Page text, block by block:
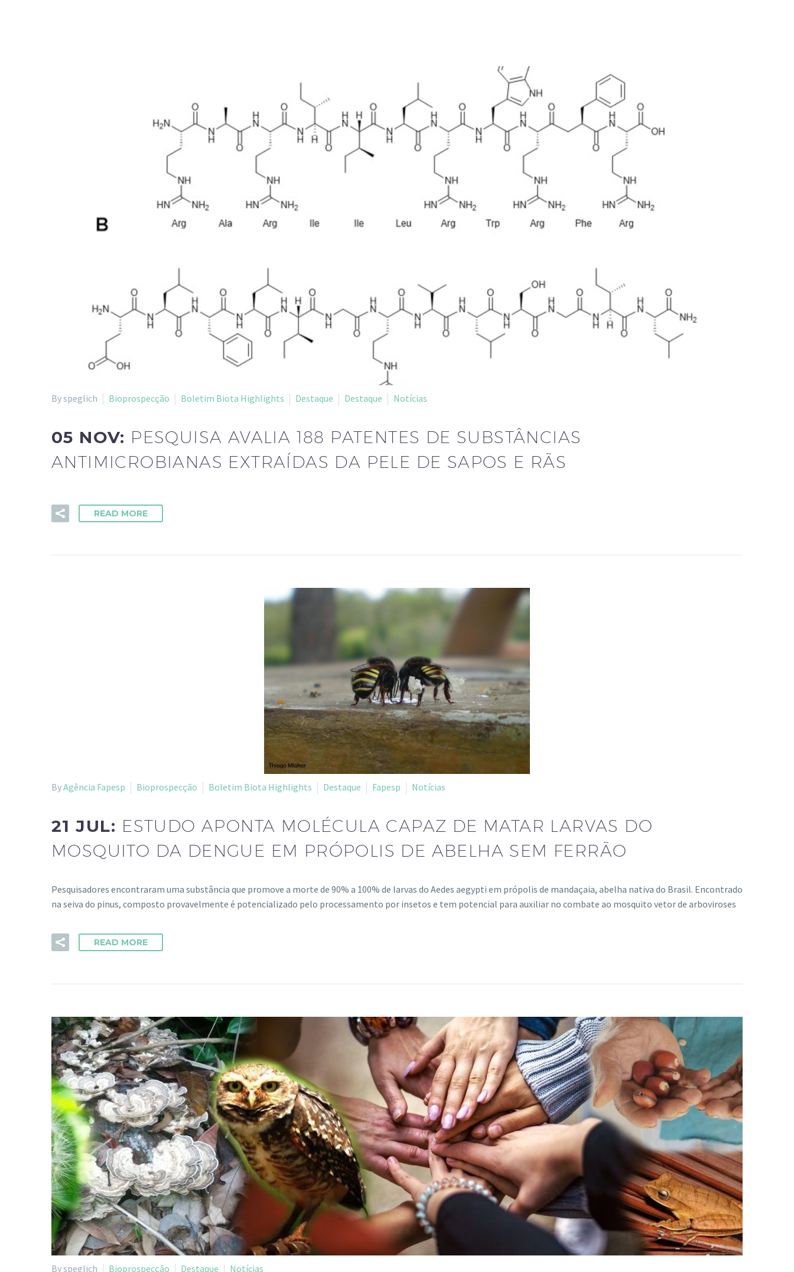
By speglich Bioprospecção Boletim Biota Highlights Destaque Destaque Notícias
05 NOV: PESQUISA AVALIA 188 PATENTES DE SUBSTÂNCIAS
ANTIMICROBIANAS EXTRAÍDAS DA PELE DE SAPOS E RÃS
READ MORE
ByAgência Fapesp Bioprospecção Boletim Biota Highlights Destaque Fapesp Notícias
21 JUL: ESTUDO APONTA MOLÉCULA CAPAZ DE MATAR LARVAS DO
MOSQUITO DA DENGUE EM PRÓPOLIS DE ABELHA SEM FERRÃO
Pesquisadores encontraram uma substância que promove a morte de 90% a 100% de larvas do Aedes aegypti em própolis de mandaçaia, abelha nativa do Brasil. Encontrado
na seiva do pinus, composto provavelmente é potencializado pelo processamento por insetos e tem potencial para auxiliar no combate ao mosquito vetor de arboviroses
READ MORE
By speglich Bioprospecção Destaque Notícias